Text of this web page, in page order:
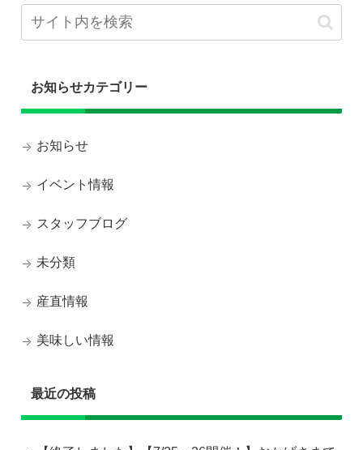
お知らせカテゴリー
お知らせ
イベント情報
スタッフブログ
未分類
産直情報
美味しい情報
最近の投稿